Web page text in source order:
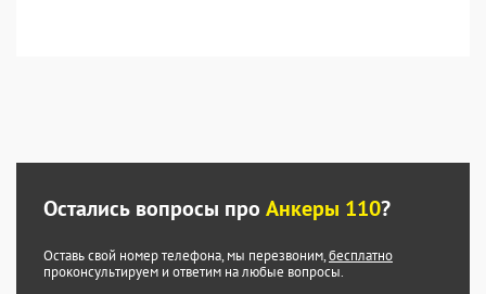
Остались вопросы про Анкеры 110?
Оставь свой номер телефона, мы перезвоним,бесплатно
проконсультируем и ответим на любые вопросы.